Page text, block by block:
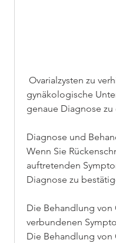
gynäkologische
genaue Diagnose zu
Diagnose und
Wenn Sie
auftretenden
Diagnose zu
Die Behandlung von
verbundenen
Die Behandlung von